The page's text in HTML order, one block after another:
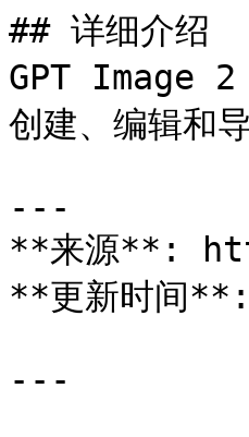
## 详细介绍
GPT Image 2
创建、编辑和
---
**来源**:
**更新时间
---